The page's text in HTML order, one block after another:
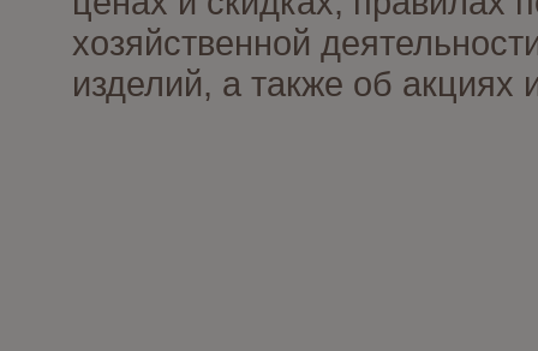
хозяйственной
изделий, а также об